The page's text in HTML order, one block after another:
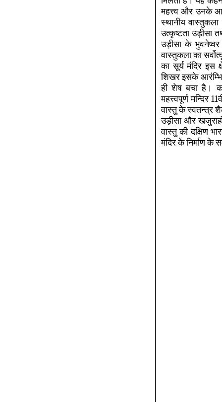
महत्त्व और उनके
स्थानीय वास्तुकला
उत्कृष्टता उड़ीसा
उड़ीसा के भुवनेष्वर
वास्तुकला का
का सूर्य मंदिर इस
शिखर इसके
ही शेष बचा है।
महत्त्वपूर्ण मन्दिर
वास्तु के स्वतन्त्र
उड़ीसा और
वास्तु की दक्षिण
मंदिर के निर्माण